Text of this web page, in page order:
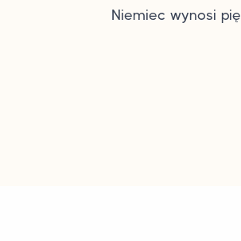
Niemiec wynosi